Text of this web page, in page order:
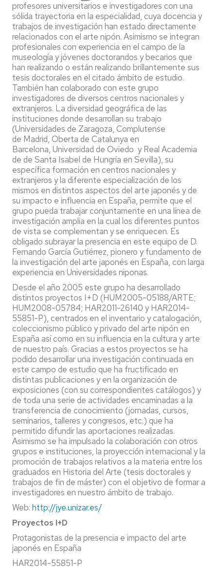
profesores universitarios e investigadores con una
sólida trayectoria en la especialidad, cuya docencia y
trabajos de investigación han estado directamente
relacionados con el arte nipón. Asimismo se integran
profesionales con experiencia en el campo de la
museología y jóvenes doctorandos y becarios que
han realizando o están realizando brillantemente sus
tesis doctorales en el citado ámbito de estudio.
También han colaborado con este grupo
investigadores de diversos centros nacionales y
extranjeros. La diversidad geográfica de las
instituciones donde desarrollan su trabajo
(Universidades de Zaragoza, Complutense
de Madrid, Oberta de Catalunya en
Barcelona, Universidad de Oviedo y Real Academia
de de Santa Isabel de Hungría en Sevilla), su
específica formación en centros nacionales y
extranjeros y la diferente especialización de los
mismos en distintos aspectos del arte japonés y de
su impacto e influencia en España, permite que el
grupo pueda trabajar conjuntamente en una línea de
investigación amplia en la cual los diferentes puntos
de vista se complementan y se enriquecen. Es
obligado subrayar la presencia en este equipo de D.
Fernando García Gutiérrez, pionero y fundamento de
la investigación del arte japonés en España, con larga
experiencia en Universidades niponas.
Desde el año 2005 este grupo ha desarrollado
distintos proyectos I+D (HUM2005-05188/ARTE;
HUM2008-05784; HAR2011-26140 y HAR2014-
55851-P), centrados en el inventario y catalogación,
coleccionismo público y privado del arte nipón en
España así como en su influencia en la cultura y arte
de nuestro país. Gracias a estos proyectos se ha
podido desarrollar una investigación continuada en
este campo de estudio que ha fructificado en
distintas publicaciones y en la organización de
exposiciones (con su correspondientes catálogos) y
de toda una serie de actividades encaminadas a la
transferencia de conocimiento (jornadas, cursos,
seminarios, talleres y congresos, etc.) que ha
permitido difundir las aportaciones realizadas.
Asimismo se ha impulsado la colaboración con otros
grupos e instituciones, la proyección internacional y la
promoción de trabajos relativos a la materia entre los
graduados en Historia del Arte (tesis doctorales y
trabajos de fin de máster) con el objetivo de formar a
investigadores en nuestro ámbito de trabajo.
Web: http://jye.unizar.es/
Proyectos I+D
Protagonistas de la presencia e impacto del arte
japonés en España
HAR2014-55851-P